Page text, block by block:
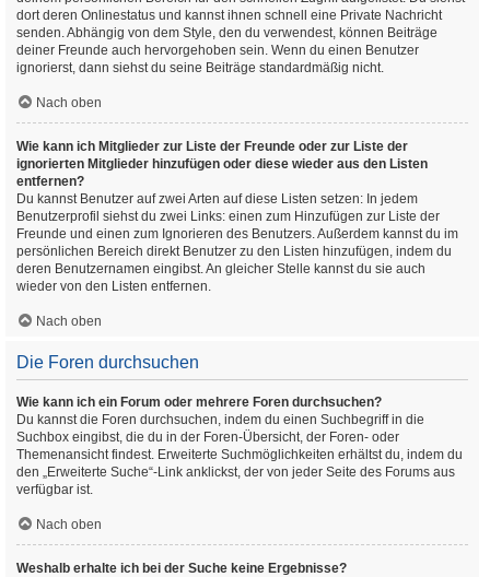
dort deren Onlinestatus und kannst ihnen schnell eine Private Nachricht
senden. Abhängig von dem Style, den du verwendest, können Beiträge
deiner Freunde auch hervorgehoben sein. Wenn du einen Benutzer
ignorierst, dann siehst du seine Beiträge standardmäßig nicht.
Nach oben
Wie kann ich Mitglieder zur Liste der Freunde oder zur Liste der
ignorierten Mitglieder hinzufügen oder diese wieder aus den Listen
entfernen?
Du kannst Benutzer auf zwei Arten auf diese Listen setzen: In jedem
Benutzerprofil siehst du zwei Links: einen zum Hinzufügen zur Liste der
Freunde und einen zum Ignorieren des Benutzers. Außerdem kannst du im
persönlichen Bereich direkt Benutzer zu den Listen hinzufügen, indem du
deren Benutzernamen eingibst. An gleicher Stelle kannst du sie auch
wieder von den Listen entfernen.
Nach oben
Die Foren durchsuchen
Wie kann ich ein Forum oder mehrere Foren durchsuchen?
Du kannst die Foren durchsuchen, indem du einen Suchbegriff in die
Suchbox eingibst, die du in der Foren-Übersicht, der Foren- oder
Themenansicht findest. Erweiterte Suchmöglichkeiten erhältst du, indem du
den „Erweiterte Suche“-Link anklickst, der von jeder Seite des Forums aus
verfügbar ist.
Nach oben
Weshalb erhalte ich bei der Suche keine Ergebnisse?